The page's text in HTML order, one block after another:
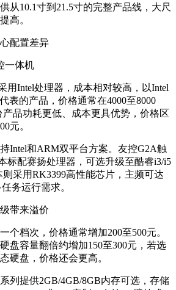
从10.1寸到21.5寸的完整产品线，大尺
高。
配置差异
用Intel处理器，成本相对较高，以Intel
表的产品，价格通常在4000至8000
品功耗更低、成本更具优势，价格区
元。
Intel和ARM双平台方案。友控G2A触
标配赛扬处理器，可选升级至酷睿i3/i5
采用RK3399高性能芯片，主频可达
务运行需求。
带来溢价
个档次，价格通常增加200至500元。
盘容量翻倍约增加150至300元，若选
硬盘，价格还会更高。
列提供2GB/4GB/8GB内存可选，存储